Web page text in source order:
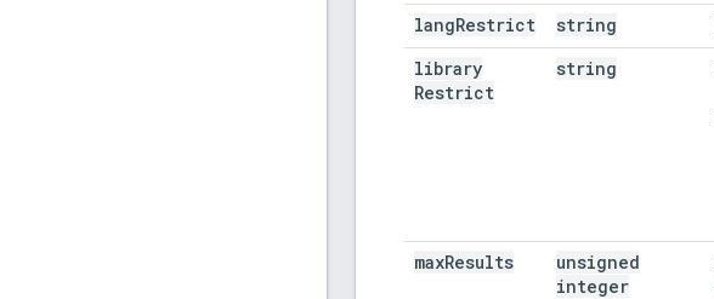
langRestrict string
library
Restrict
string
maxResults
unsigned
integer